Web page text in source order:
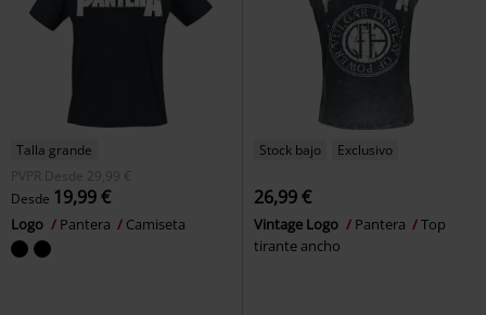
Talla grande
PVPR
Desde 29,99 €
Desde 19,99 €
Logo Pantera Camiseta
Stock bajo Exclusivo
26,99 €
Vintage Logo Pantera
Top
tirante ancho